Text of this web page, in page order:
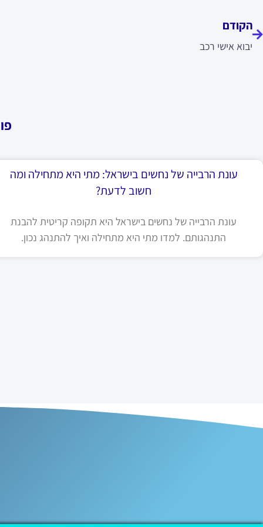
הקודם
יבוא אישי רכב
עונת הרבייה של נחשים בישראל: מתי היא מתחילה ומה
חשוב לדעת?
עונת הרבייה של נחשים בישראל היא תקופה קריטית להבנת
התנהגותם. למדו מתי היא מתחילה ואיך להתנהג נכון.